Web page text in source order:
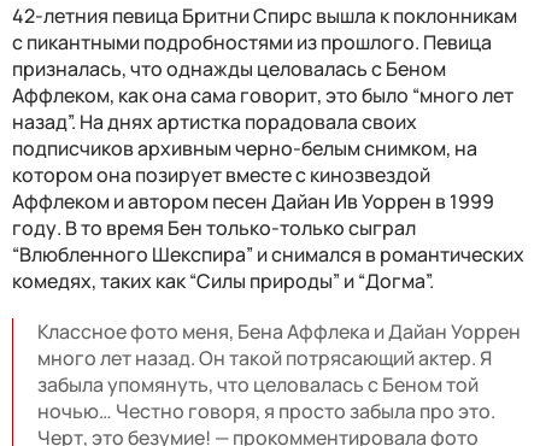
42-летния певица Бритни Спирс вышла к поклонникам
с пикантными подробностями из прошлого. Певица
призналась, что однажды целовалась с Беном
Аффлеком, как она сама говорит, это было “много лет
назад”. На днях артистка порадовала своих
подписчиков архивным черно-белым снимком, на
котором она позирует вместе с кинозвездой
Аффлеком и автором песен Дайан Ив Уоррен в 1999
году. В то время Бен только-только сыграл
“Влюбленного Шекспира” и снимался в романтических
комедях, таких как “Силы природы” и “Догма”.
Классное фото меня, Бена Аффлека и Дайан Уоррен
много лет назад. Он такой потрясающий актер. Я
забыла упомянуть, что целовалась с Беном той
ночью… Честно говоря, я просто забыла про это.
Черт, это безумие! — прокомментировала фото